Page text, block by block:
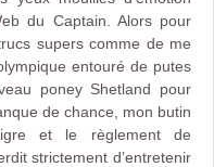
du Captain. Alors pour
supers comme de me
entouré de putes
poney Shetland pour
de chance, mon butin
et le règlement de
strictement d’entretenir